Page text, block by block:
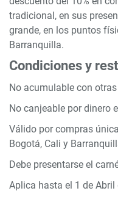
tradicional, en sus
grande, en los puntos
Barranquilla.
Condiciones y
No acumulable con
No canjeable por dinero
Válido por compras
Bogotá, Cali y
Debe presentarse el
Aplica hasta el 1 de Abril